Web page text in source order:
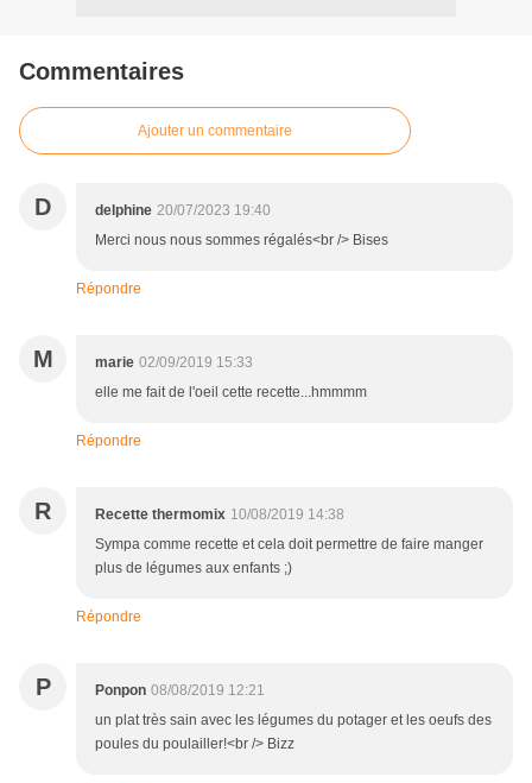
Commentaires
Ajouter un commentaire
D delphine 20/07/2023 19:40
Merci nous nous sommes régalés<br /> Bises
Répondre
M marie 02/09/2019 15:33
elle me fait de l'oeil cette recette...hmmmm
Répondre
R Recette thermomix 10/08/2019 14:38
Sympa comme recette et cela doit permettre de faire manger
plus de légumes aux enfants ;)
Répondre
P Ponpon 08/08/2019 12:21
un plat très sain avec les légumes du potager et les oeufs des
poules du poulailler!<br /> Bizz